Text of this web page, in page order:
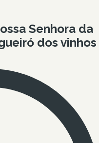
Senhora da
dos vinhos